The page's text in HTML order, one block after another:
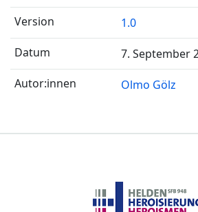
1.0
7. September
Olmo Gölz